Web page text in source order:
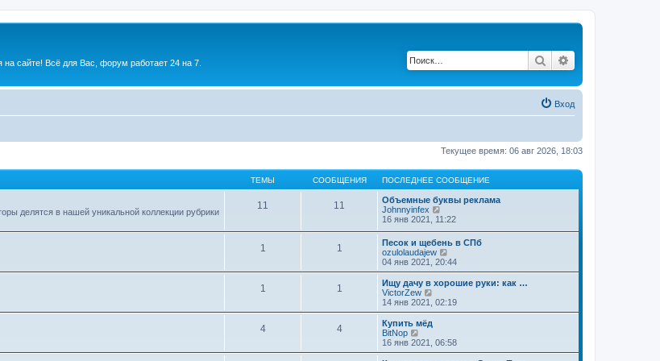
сайте! Всё для Вас, форум работает 24 на 7. Поиск
Вход
Текущее время: 06 авг 2026, 18:03
ТЕМЫ СООБЩЕНИЯ ПОСЛЕДНЕЕ СООБЩЕНИЕ
делятся в нашей уникальной коллекции рубрики
11 11
Объемные буквы реклама
Johnnyinfex
е
й
т
и
к
п
с
л
н
е
16 янв 2021, 11:22
1 1
Песок и щебень в СПб
ozulolaudajew
е
р
е
т
о
с
04 янв 2021, 20:44
1 1
Ищу дачу в хорошие руки: как …
VictorZew
е
р
т
14 янв 2021, 02:19
4 4
Купить мёд
BitNop
е
р
16 янв 2021, 06:58